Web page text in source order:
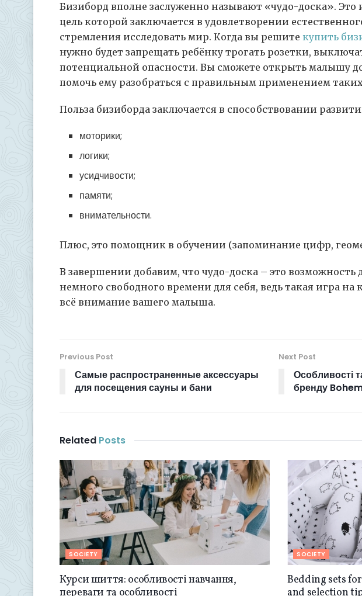
Бизиборд вполне заслуженно называют «чудо-доска».
цель которой заключается в удовлетворении
стремления исследовать мир. Когда вы решите купить
нужно будет запрещать ребёнку трогать розетки,
потенциальной опасности. Вы сможете открыть малышу
помочь ему разобраться с правильным применением
Польза бизиборда заключается в способствовании
моторики;
логики;
усидчивости;
памяти;
внимательности.
Плюс, это помощник в обучении (запоминание цифр,
В завершении добавим, что чудо-доска – это возможность
немного свободного времени для себя, ведь такая игра на
всё внимание вашего малыша.
Previous Post
Самые распространенные аксессуары
для посещения сауны и бани
Next Post
Особливості
бренду
Related Posts
SOCIETY
Курси шиття: особливості навчання,
переваги та особливості
SOCIETY
Bedding sets
and selection